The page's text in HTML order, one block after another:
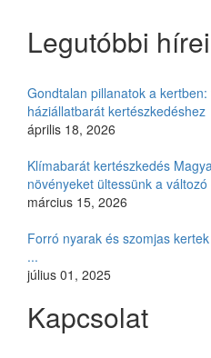
Legutóbbi
Gondtalan pillanatok a
háziállatbarát kertészkedéshez
április 18, 2026
Klímabarát kertészkedés
növényeket ültessünk a
március 15, 2026
Forró nyarak és szomjas
...
július 01, 2025
Kapcsolat